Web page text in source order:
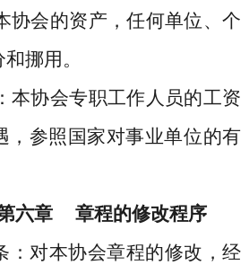
协会的资产，任何单位、个
挪用。
：本协会专职工作人员的工资
，参照国家对事业单位的有
六章
章程的修改程序
：对本协会章程的修改，经